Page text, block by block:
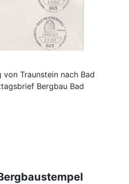
Traunstein nach Bad
Bergbau Bad